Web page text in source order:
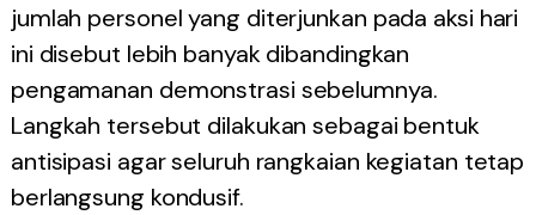
jumlah personel yang diterjunkan pada aksi hari
ini disebut lebih banyak dibandingkan
pengamanan demonstrasi sebelumnya.
Langkah tersebut dilakukan sebagai bentuk
antisipasi agar seluruh rangkaian kegiatan tetap
berlangsung kondusif.